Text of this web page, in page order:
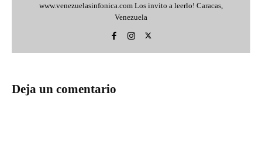
www.venezuelasinfonica.com Los invito a leerlo! Caracas,
Venezuela
Deja un comentario